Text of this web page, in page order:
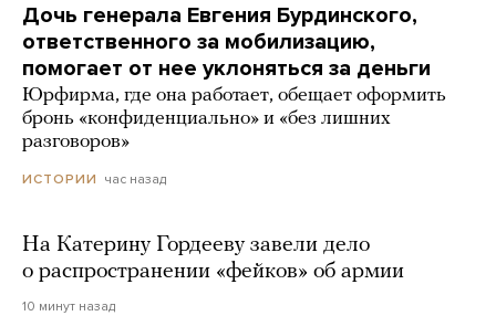
Дочь генерала Евгения Бурдинского,
ответственного за мобилизацию,
помогает от нее уклоняться за деньги
Юрфирма, где она работает, обещает оформить
бронь «конфиденциально» и «без лишних
разговоров»
ИСТОРИИ час назад
На Катерину Гордееву завели дело
о распространении «фейков» об армии
10 минут назад